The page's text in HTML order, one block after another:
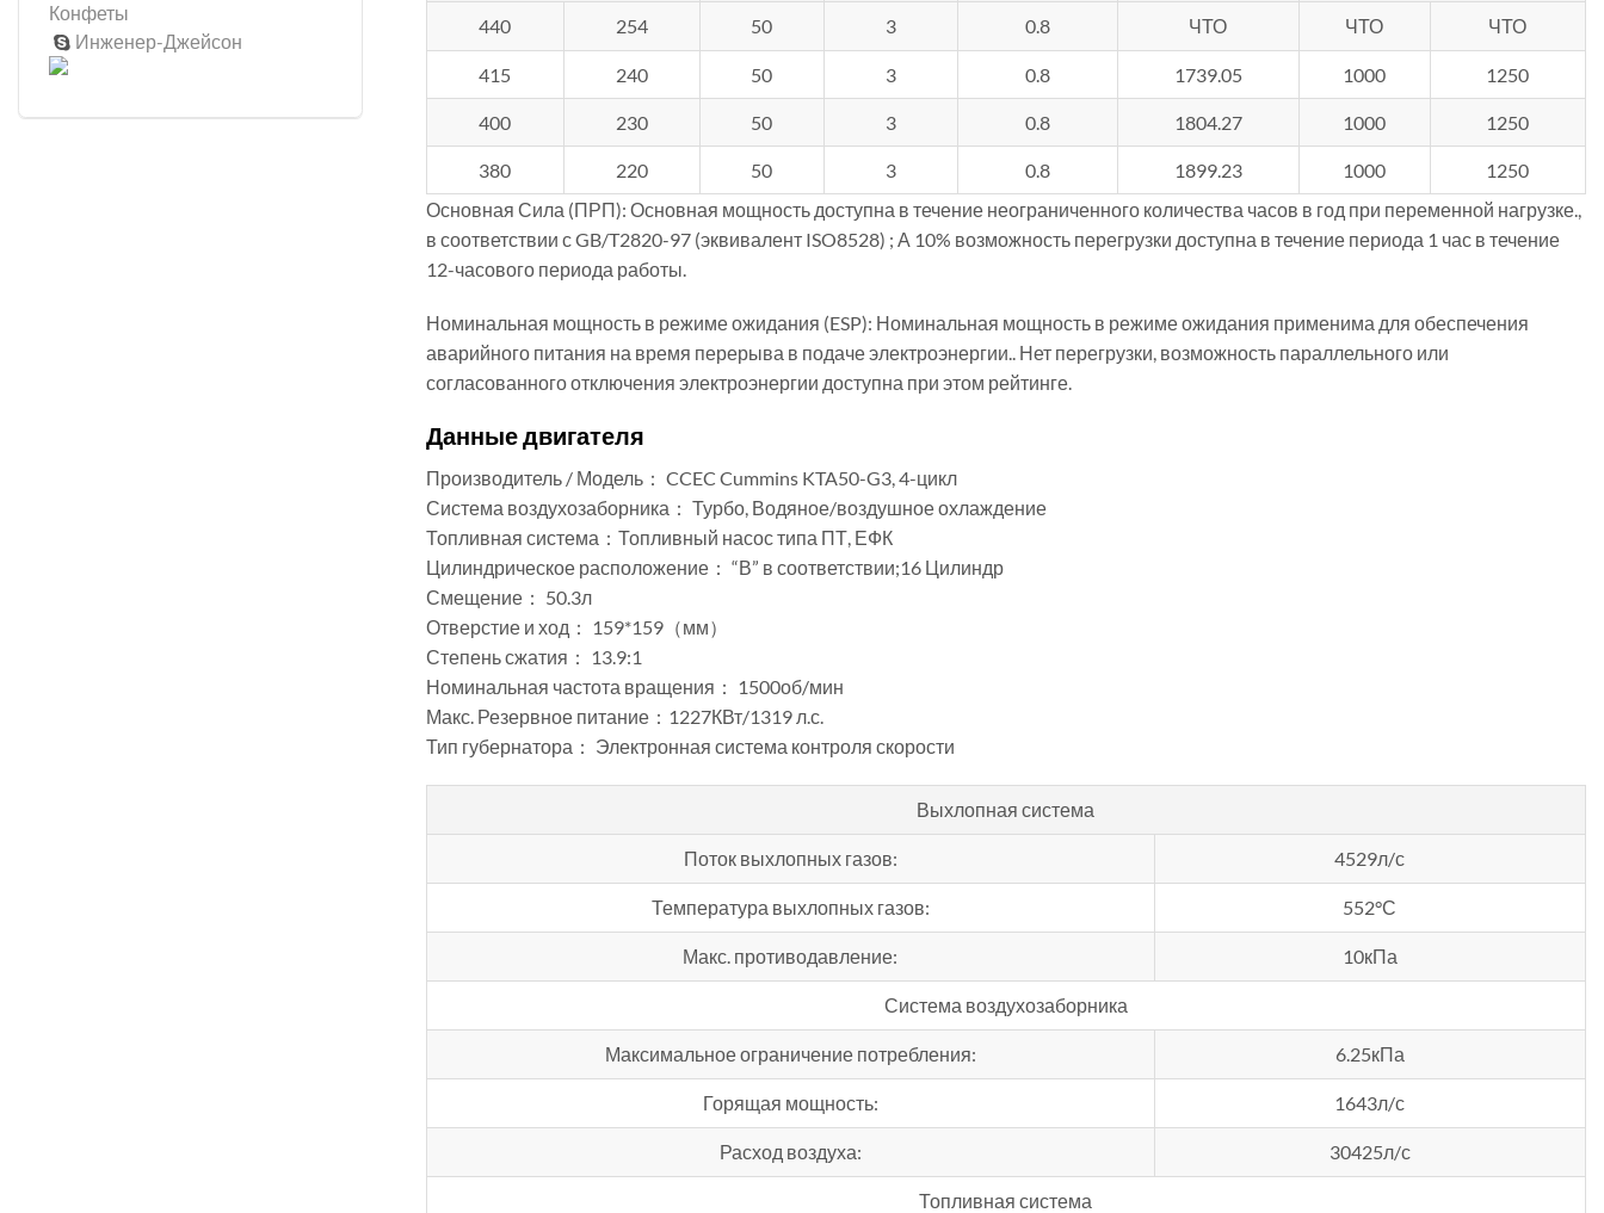
440 254 50 3 0.8 ЧТО ЧТО ЧТО
415 240 50 3 0.8 1739.05 1000 1250
400 230 50 3 0.8 1804.27 1000 1250
380 220 50 3 0.8 1899.23 1000
1250
Основная Сила (ПРП): Основная мощность доступна в течение неограниченного количества часов в год при переменной нагрузке.,
в соответствии с GB/T2820-97 (эквивалент ISO8528) ; А 10% возможность перегрузки доступна в течение периода 1 час в течение
12-часового периода работы.
Номинальная мощность в режиме ожидания (ESP): Номинальная мощность в режиме ожидания применима для обеспечения
аварийного питания на время перерыва в подаче электроэнергии.. Нет перегрузки, возможность параллельного или
согласованного отключения электроэнергии доступна при этом рейтинге.
Данные двигателя
Производитель / Модель： CCEC Cummins KTA50-G3, 4-цикл
Система воздухозаборника： Турбо, Водяное/воздушное охлаждение
Топливная система：Топливный насос типа ПТ, ЕФК
Цилиндрическое расположение： “В” в соответствии;16 Цилиндр
Смещение： 50.3л
Отверстие и ход： 159*159（мм）
Степень сжатия： 13.9:1
Номинальная частота вращения： 1500об/мин
Макс. Резервное питание：1227КВт/1319 л.с.
Тип губернатора： Электронная система контроля скорости
Выхлопная система
Поток выхлопных газов: 4529л/с
Температура выхлопных газов: 552°С
Макс. противодавление: 10кПа
Система воздухозаборника
Максимальное ограничение потребления: 6.25кПа
Горящая мощность: 1643л/с
Расход воздуха: 30425л/с
Топливная система
Конфеты
 Инженер-Джейсон